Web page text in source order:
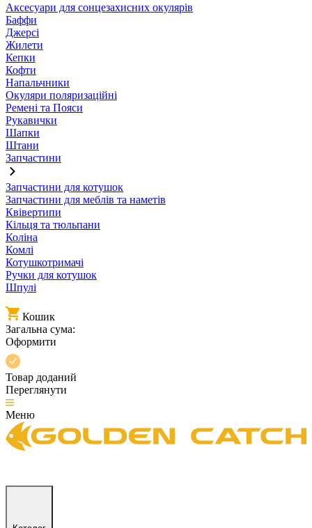
Аксесуари для сонцезахисних окулярів
Баффи
Джерсі
Жилети
Кепки
Кофти
Напальчники
Окуляри поляризаційні
Ремені та Пояси
Рукавички
Шапки
Штани
Запчастини
Запчастини для котушок
Запчастини для меблів та наметів
Квівертипи
Кільця та тюльпани
Коліна
Комлі
Котушкотримачі
Ручки для котушок
Шпулі
Кошик
Загальна сума:
Оформити
Товар доданий
Переглянути
Меню